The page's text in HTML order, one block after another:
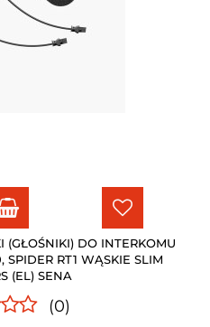
DO INTERKOMU
SPIDER RT1 WĄSKIE SLIM
(EL) SENA
(0)